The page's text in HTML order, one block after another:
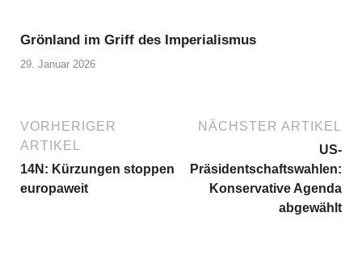
Grönland im Griff des Imperialismus
29. Januar 2026
VORHERIGER
ARTIKEL
14N: Kürzungen stoppen
europaweit
NÄCHSTER ARTIKEL
US-
Präsidentschaftswahlen:
Konservative Agenda
abgewählt